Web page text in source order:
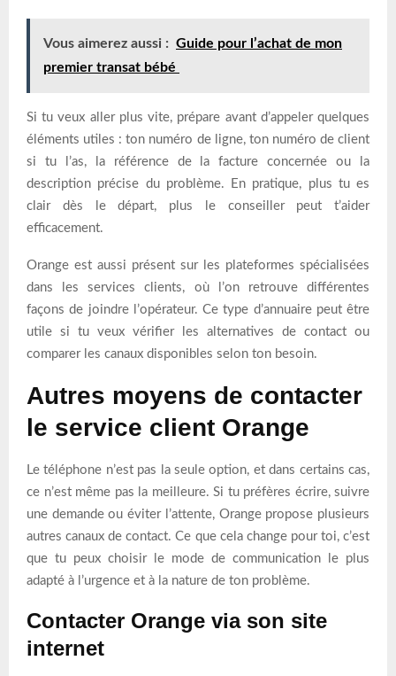
Vous aimerez aussi : Guide pour l’achat de mon
premier transat bébé
Si tu veux aller plus vite, prépare avant d’appeler quelques
éléments utiles : ton numéro de ligne, ton numéro de client
si tu l’as, la référence de la facture concernée ou la
description précise du problème. En pratique, plus tu es
clair dès le départ, plus le conseiller peut t’aider
efficacement.
Orange est aussi présent sur les plateformes spécialisées
dans les services clients, où l’on retrouve différentes
façons de joindre l’opérateur. Ce type d’annuaire peut être
utile si tu veux vérifier les alternatives de contact ou
comparer les canaux disponibles selon ton besoin.
Autres moyens de contacter
le service client Orange
Le téléphone n’est pas la seule option, et dans certains cas,
ce n’est même pas la meilleure. Si tu préfères écrire, suivre
une demande ou éviter l’attente, Orange propose plusieurs
autres canaux de contact. Ce que cela change pour toi, c’est
que tu peux choisir le mode de communication le plus
adapté à l’urgence et à la nature de ton problème.
Contacter Orange via son site
internet